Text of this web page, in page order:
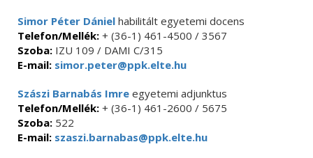
Simor Péter Dániel habilitált egyetemi docens
Telefon/Mellék: + (36-1) 461-4500 / 3567
Szoba: IZU 109 / DAMI C/315
E-mail: simor.peter@ppk.elte.hu
Szászi Barnabás Imre egyetemi adjunktus
Telefon/Mellék: + (36-1) 461-2600 / 5675
Szoba: 522
E-mail: szaszi.barnabas@ppk.elte.hu